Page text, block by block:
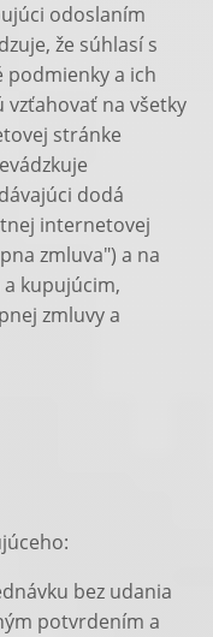
odoslaním
že súhlasí s
podmienky a ich
na všetky
stránke
dodá
internetovej
zmluva") a na
kupujúcim,
zmluvy a
bez udania
potvrdením a